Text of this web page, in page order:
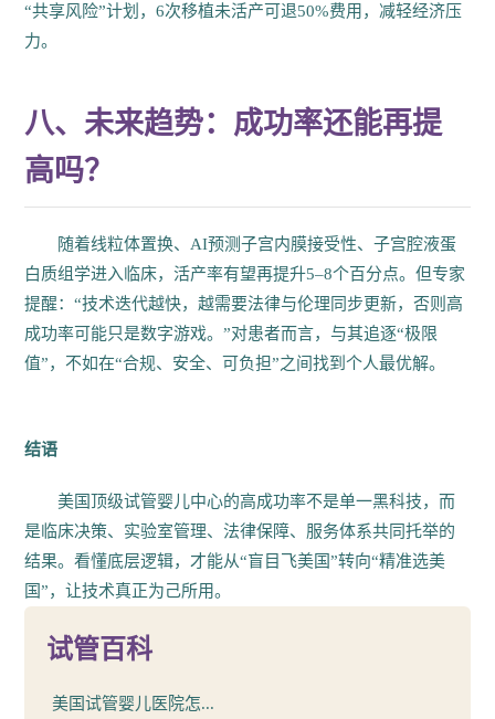
“共享风险”计划，6次移植未活产可退50%费用，减轻经济压
力。
八、未来趋势：成功率还能再提
高吗？
随着线粒体置换、AI预测子宫内膜接受性、子宫腔液蛋
白质组学进入临床，活产率有望再提升5–8个百分点。但专家
提醒：“技术迭代越快，越需要法律与伦理同步更新，否则高
成功率可能只是数字游戏。”对患者而言，与其追逐“极限
值”，不如在“合规、安全、可负担”之间找到个人最优解。
结语
美国顶级试管婴儿中心的高成功率不是单一黑科技，而
是临床决策、实验室管理、法律保障、服务体系共同托举的
结果。看懂底层逻辑，才能从“盲目飞美国”转向“精准选美
国”，让技术真正为己所用。
试管百科
美国试管婴儿医院怎...